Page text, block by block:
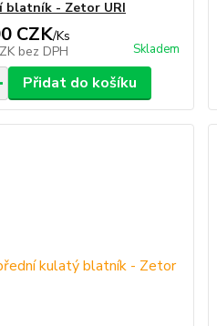
blatník - Zetor URI
CZK/Ks
bez DPH Skladem
Přidat do košíku